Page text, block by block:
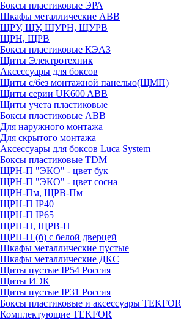
Боксы пластиковые ЭРА
Шкафы металлические ABB
ЩРУ, ЩУ, ЩУРН, ЩУРВ
ЩРН, ЩРВ
Боксы пластиковые КЭАЗ
Щиты Электротехник
Аксессуары для боксов
Щиты с/без монтажной панелью(ЩМП)
Щиты серии UK600 ABB
Щиты учета пластиковые
Боксы пластиковые ABB
Для наружного монтажа
Для скрытого монтажа
Аксессуары для боксов Luca System
Боксы пластиковые TDM
ЩРН-П "ЭКО" - цвет бук
ЩРН-П "ЭКО" - цвет сосна
ЩРН-Пм, ЩРВ-Пм
ЩРН-П IP40
ЩРН-П IP65
ЩРН-П, ЩРВ-П
ЩРН-П (б) с белой дверцей
Шкафы металлические пустые
Шкафы металлические ДКС
Щиты пустые IP54 Россия
Щиты ИЭК
Щиты пустые IP31 Россия
Боксы пластиковые и аксессуары TEKFOR
Комплектующие TEKFOR